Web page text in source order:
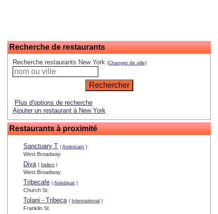
Recherche de restaurants
Recherche restaurants New York (Changer de ville)
Plus d'options de recherche
Ajouter un restaurant à New York
Restaurants à proximité
Sanctuary T (Americain )
West Broadway
Diva ( Italien )
West Broadway
Tribecafe (Asiatique )
Church St.
Tolani - Tribeca ( International )
Franklin St.